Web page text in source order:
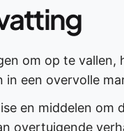
om op te vallen,
in een overvolle
en middelen om
overtuigende